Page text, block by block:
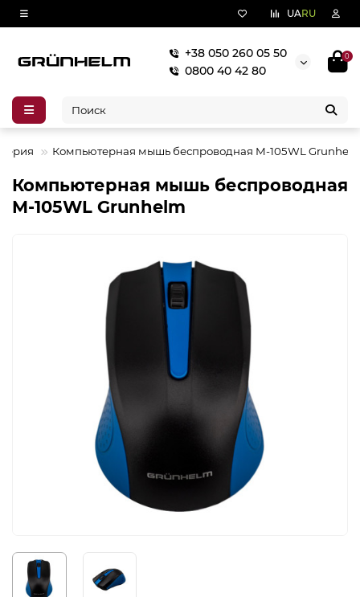
UARU
+38 050 260 05 50
0800 40 42 80
0
Компьютерная мышь беспроводная M-105WL
Компьютерная мышь беспроводная
M-105WL Grunhelm